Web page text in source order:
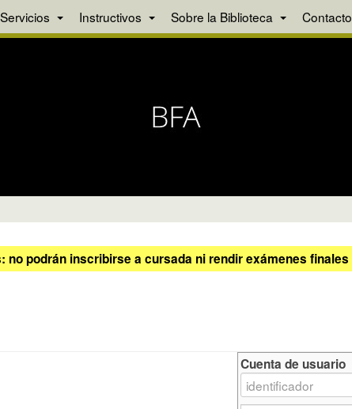
Servicios Instructivos Sobre la Biblioteca Contacto
podrán inscribirse a cursada ni rendir exámenes finales
Cuenta de usuario